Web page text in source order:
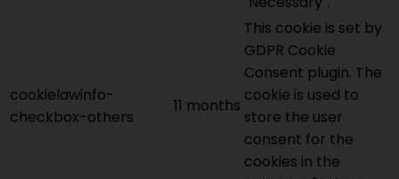
cookielawinfo-
checkbox-others
11 months
This cookie is set by
GDPR Cookie
Consent plugin. The
cookie is used to
store the user
consent for the
cookies in the